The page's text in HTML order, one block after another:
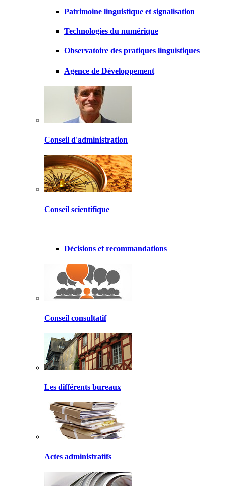
Patrimoine linguistique et signalisation
Technologies du numérique
Observatoire des pratiques linguistiques
Agence de Développement
Conseil d'administration
Conseil scientifique
Décisions et recommandations
Conseil consultatif
Les différents bureaux
Actes administratifs